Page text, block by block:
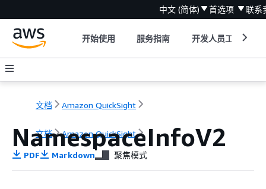
中文 (简体) 首选项 联系
开始使用 服务指南 开发人员工具
文档 Amazon QuickSight
文档 Amazon QuickSight
NamespaceInfoV2
PDF Markdown 聚焦模式